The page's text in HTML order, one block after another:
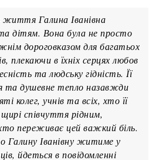
життя Галина Іванівна
дітям. Вона була не просто
дороговказом для багатьох
плекаючи в їхніх серцях любов
та людську гідність. Її
та душевне тепло назавжди
колег, учнів та всіх, хто її
співчуття рідним,
переживає цей важкий біль.
Галину Іванівну житиме у
йдеться в повідомленні